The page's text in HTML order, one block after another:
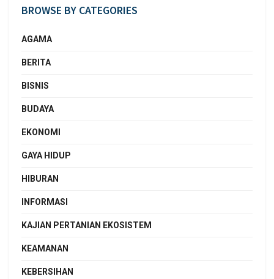
BROWSE BY CATEGORIES
AGAMA
BERITA
BISNIS
BUDAYA
EKONOMI
GAYA HIDUP
HIBURAN
INFORMASI
KAJIAN PERTANIAN EKOSISTEM
KEAMANAN
KEBERSIHAN